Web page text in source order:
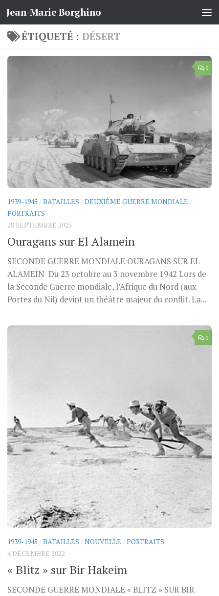
Skip to content
Jean-Marie Borghino
ÉTIQUETÉ : DÉSERT
0
1939-1945 /BATAILLES /DEUXIÈME GUERRE MONDIALE /
PORTRAITS
28 SEPTEMBRE 2025
Ouragans sur El Alamein
SECONDE GUERRE MONDIALE OURAGANS SUR EL
ALAMEIN Du 23 octobre au 3 novembre 1942 Lors de
la Seconde Guerre mondiale, l’Afrique du Nord (aux
Portes du Nil) devint un théâtre majeur du conflit. La...
0
1939-1945 /BATAILLES /NOUVELLE /PORTRAITS
4 DÉCEMBRE 2022
« Blitz » sur Bir Hakeim
SECONDE GUERRE MONDIALE « BLITZ » SUR BIR